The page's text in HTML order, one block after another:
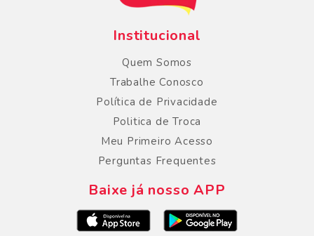
Institucional
Quem Somos
Trabalhe Conosco
Política de Privacidade
Politica de Troca
Meu Primeiro Acesso
Perguntas Frequentes
Baixe já nosso APP